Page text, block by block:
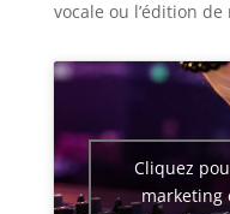
vocale ou l’édition de
Cliquez
marketing